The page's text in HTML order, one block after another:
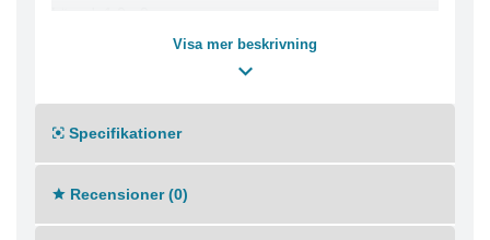
Visa mer beskrivning
Specifikationer
Recensioner (0)